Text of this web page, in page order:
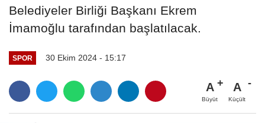
Belediyeler Birliği Başkanı Ekrem
İmamoğlu tarafından başlatılacak.
SPOR 30 Ekim 2024 - 15:17
A
Büyüt
A
Küçült